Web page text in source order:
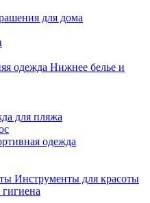
для дома
Нижнее белье и
для пляжа
одежда
Инструменты для красоты